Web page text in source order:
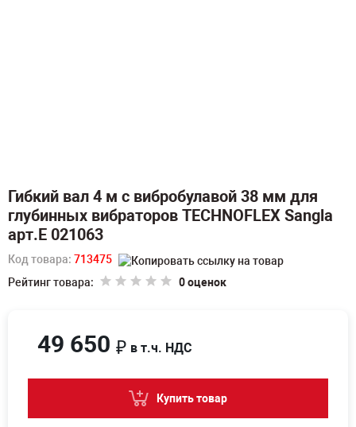
Гибкий вал 4 м с вибробулавой 38 мм для
глубинных вибраторов TECHNOFLEX Sangla
арт.E 021063
Код товара: 713475
Рейтинг товара:
0 оценок
49 650 ₽ в т.ч. НДС
Купить товар